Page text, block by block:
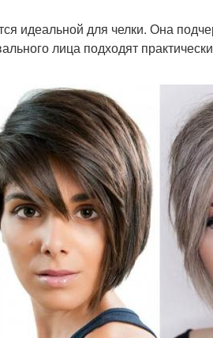
идеальной для челки. Она
лица подходят